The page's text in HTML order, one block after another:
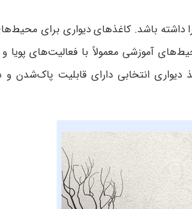
باشد. کاغذهای دیواری برای
آموزشی معمولاً با فعالیت‌های پویا و
دیواری انتخابی دارای قابلیت